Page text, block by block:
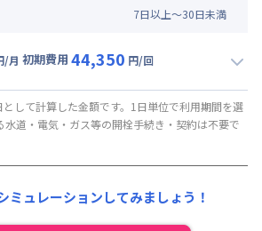
/回 (税抜)
円/回 (税抜)
)
(637円/日) (税抜)
(600円/日)
円/回 (税抜)
7日以上～30日未満
/月 初期費用 44,350 円/回
用)
円/日) (税抜)
(600円/日)
して計算した金額です。1日単位で利用期間を選
水道・電気・ガス等の開栓手続き・契約は不要で
ミュレーションしてみましょう！